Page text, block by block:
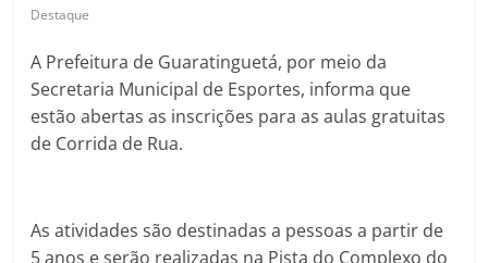
Destaque
A Prefeitura de Guaratinguetá, por meio da
Secretaria Municipal de Esportes, informa que
estão abertas as inscrições para as aulas gratuitas
de Corrida de Rua.
As atividades são destinadas a pessoas a partir de
5 anos e serão realizadas na Pista do Complexo do